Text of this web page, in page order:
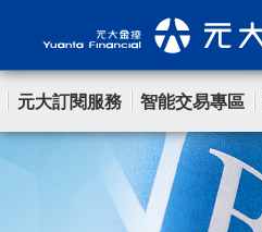
元大訂閱服務 智能交易專區